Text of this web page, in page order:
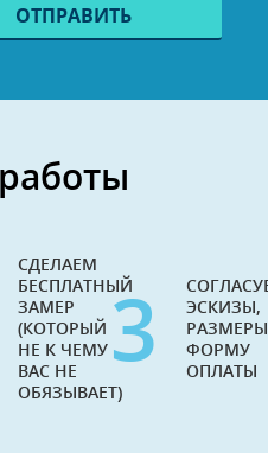
СДЕЛАЕМ
БЕСПЛАТНЫЙ
ЗАМЕР
(КОТОРЫЙ
НЕ К ЧЕМУ
ВАС НЕ
ОБЯЗЫВАЕТ)
3
ЭСКИЗЫ,
ФОРМУ
ОПЛАТЫ